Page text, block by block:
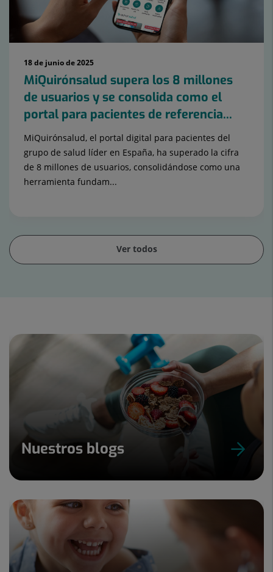
18 de junio de 2025
MiQuirónsalud supera los 8 millones
de usuarios y se consolida como el
portal para pacientes de referencia...
MiQuirónsalud, el portal digital para pacientes del
grupo de salud líder en España, ha superado la cifra
de 8 millones de usuarios, consolidándose como una
herramienta fundam...
Ver todos
Nuestros blogs